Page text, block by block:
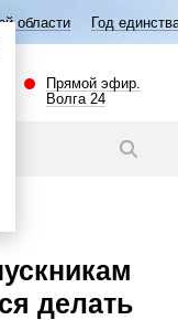
единства народов
Прямой эфир.
Волга 24
делать